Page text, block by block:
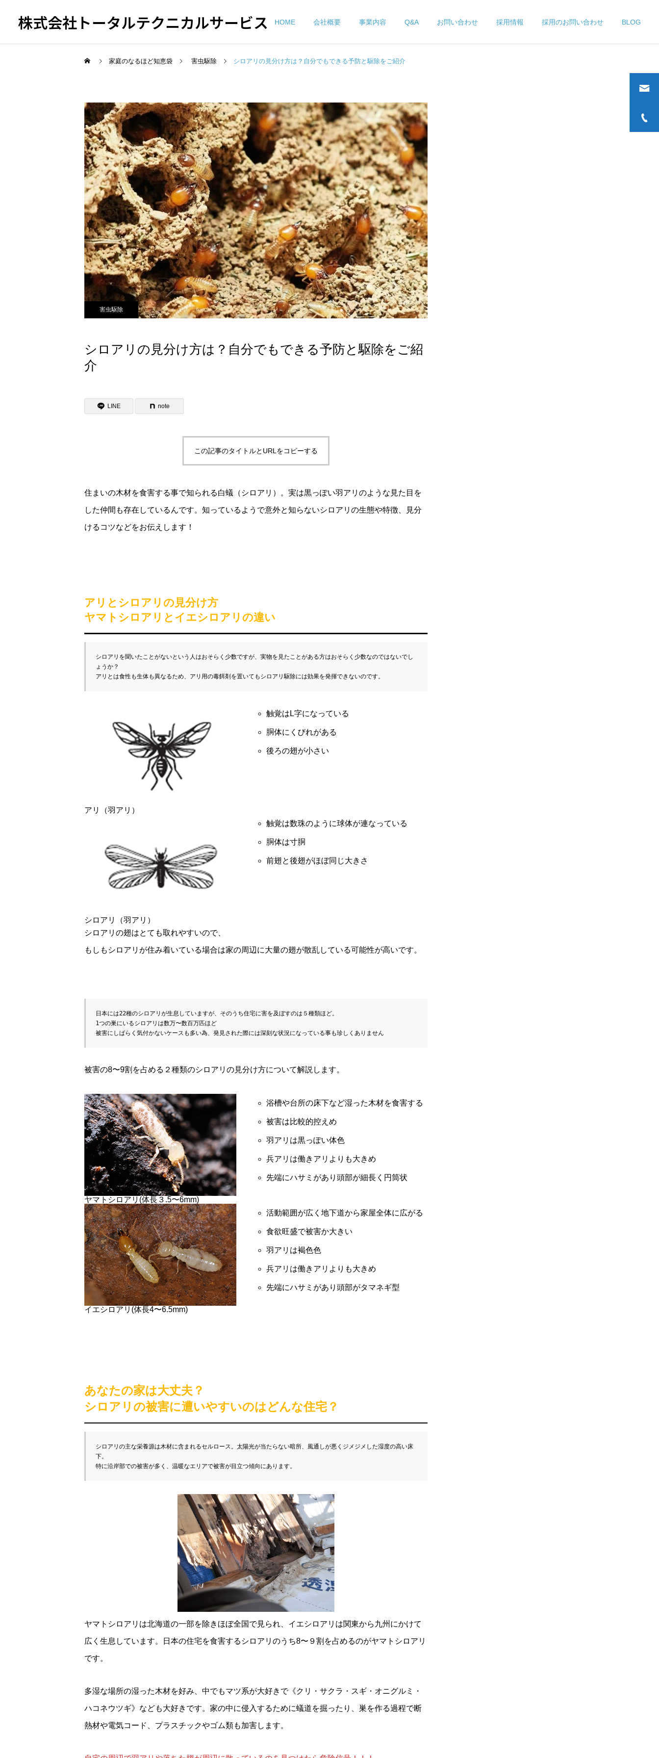
株式会社トータルテクニカルサービス HOME 会社概要 事業内容 Q&A お問い合わせ 採用情報 採用のお問い合わせ BLOG
家庭のなるほど知恵袋 害虫駆除 シロアリの見分け方は？自分でもできる予防と駆除をご紹介
害虫駆除
シロアリの見分け方は？自分でもできる予防と駆除をご紹
介
LINE note
この記事のタイトルとURLをコピーする
住まいの木材を食害する事で知られる白蟻（シロアリ）。実は黒っぽい羽アリのような見た目を
した仲間も存在しているんです。知っているようで意外と知らないシロアリの生態や特徴、見分
けるコツなどをお伝えします！
アリとシロアリの見分け方
ヤマトシロアリとイエシロアリの違い
シロアリを聞いたことがないという人はおそらく少数ですが、実物を見たことがある方はおそらく少数なのではないでし
ょうか？
アリとは食性も生体も異なるため、アリ用の毒餌剤を置いてもシロアリ駆除には効果を発揮できないのです。
アリ（羽アリ）
触覚はL字になっている
胴体にくびれがある
後ろの翅が小さい
シロアリ（羽アリ）
触覚は数珠のように球体が連なっている
胴体は寸胴
前翅と後翅がほぼ同じ大きさ
シロアリの翅はとても取れやすいので、
もしもシロアリが住み着いている場合は家の周辺に大量の翅が散乱している可能性が高いです。
日本には22種のシロアリが生息していますが、そのうち住宅に害を及ぼすのは５種類ほど。
1つの巣にいるシロアリは数万〜数百万匹ほど
被害にしばらく気付かないケースも多い為、発見された際には深刻な状況になっている事も珍しくありません
被害の8〜9割を占める２種類のシロアリの見分け方について解説します。
ヤマトシロアリ(体長３.5〜6mm)
浴槽や台所の床下など湿った木材を食害する
被害は比較的控えめ
羽アリは黒っぽい体色
兵アリは働きアリよりも大きめ
先端にハサミがあり頭部が細長く円筒状
イエシロアリ(体長4〜6.5mm)
活動範囲が広く地下道から家屋全体に広がる
食欲旺盛で被害か大きい
羽アリは褐色色
兵アリは働きアリよりも大きめ
先端にハサミがあり頭部がタマネギ型
あなたの家は大丈夫？
シロアリの被害に遭いやすいのはどんな住宅？
シロアリの主な栄養源は木材に含まれるセルロース。太陽光が当たらない暗所、風通しが悪くジメジメした湿度の高い床
下。
特に沿岸部での被害が多く、温暖なエリアで被害が目立つ傾向にあります。
ヤマトシロアリは北海道の一部を除きほぼ全国で見られ、イエシロアリは関東から九州にかけて
広く生息しています。日本の住宅を食害するシロアリのうち8〜９割を占めるのがヤマトシロアリ
です。
多湿な場所の湿った木材を好み、中でもマツ系が大好きで《クリ・サクラ・スギ・オニグルミ・
ハコネウツギ》なども大好きです。家の中に侵入するために蟻道を掘ったり、巣を作る過程で断
熱材や電気コード、プラスチックやゴム類も加害します。